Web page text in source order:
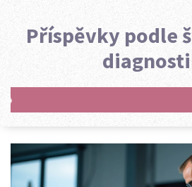
Příspěvky podle